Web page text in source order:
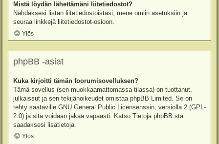
Mistä löydän lähettämäni liitetiedostot?
Nähdäksesi listan liitetiedostoistasi, mene omiin asetuksiin ja
seuraa linkkejä liitetiedostot-osioon.
Ylös
phpBB -asiat
Kuka kirjoitti tämän foorumisovelluksen?
Tämä sovellus (sen muokkaamattomassa tilassa) on tuottanut,
julkaissut ja sen tekijänoikeudet omistaa phpBB Limited . Se on
tehty saataville GNU General Public Licensenssin, versiolla 2 (GPL-
2.0) ja sitä voidaan jakaa vapaasti. Katso Tietoja phpBB:stä
saadaksesi lisätietoja.
Ylös